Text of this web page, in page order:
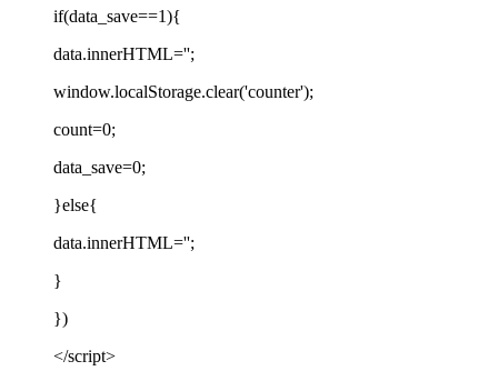
if(data_save==1){
data.innerHTML='';
window.localStorage.clear('counter');
count=0;
data_save=0;
}else{
data.innerHTML='';
}
})
</script>